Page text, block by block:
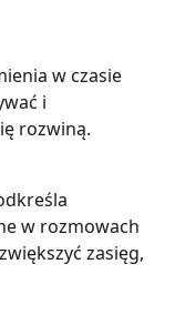
w czasie
i
rozwiną.
w rozmowach
zasięg,